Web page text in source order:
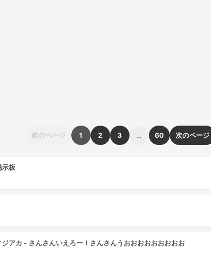
前のページ 1 2 3 … 60 次のページ
板
アカ - さんさんいえろー！さんさんうおおおおおおおおお